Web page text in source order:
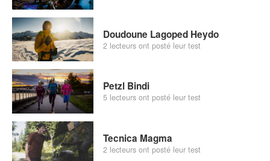
Doudoune Lagoped Heydo
2 lecteurs ont posté leur test
Petzl Bindi
5 lecteurs ont posté leur test
Tecnica Magma
2 lecteurs ont posté leur test